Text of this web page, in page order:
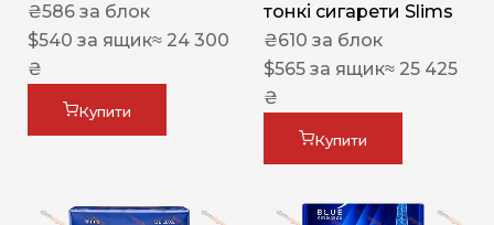
₴586 за блок
$540 за ящик≈ 24 300
₴
Купити
тонкі сигарети Slims
₴610 за блок
$565 за ящик≈ 25 425
₴
Купити